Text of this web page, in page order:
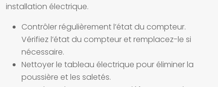
installation électrique.
Contrôler régulièrement l’état du compteur.
Vérifiez l’état du compteur et remplacez-le si
nécessaire.
Nettoyer le tableau électrique pour éliminer la
poussière et les saletés.